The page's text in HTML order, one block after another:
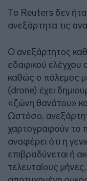
Το Reuters δεν
ανεξάρτητα τις
Ο ανεξάρτητος
εδαφικού ελέγχου
καθώς ο πόλεμος
(drone) έχει
«ζώνη θανάτου»
Ωστόσο,
χαρτογραφούν το
αναφέρει ότι η
επιβραδύνεται ή
τελευταίους